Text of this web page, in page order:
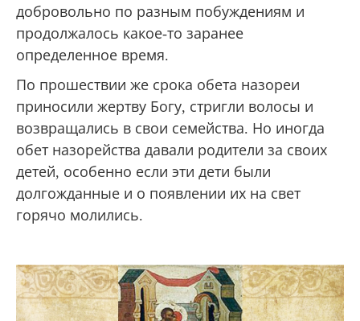
добровольно по разным побуждениям и
продолжалось какое-то заранее
определенное время.
По прошествии же срока обета назореи
приносили жертву Богу, стригли волосы и
возвращались в свои семейства. Но иногда
обет назорейства давали родители за своих
детей, особенно если эти дети были
долгожданные и о появлении их на свет
горячо молились.